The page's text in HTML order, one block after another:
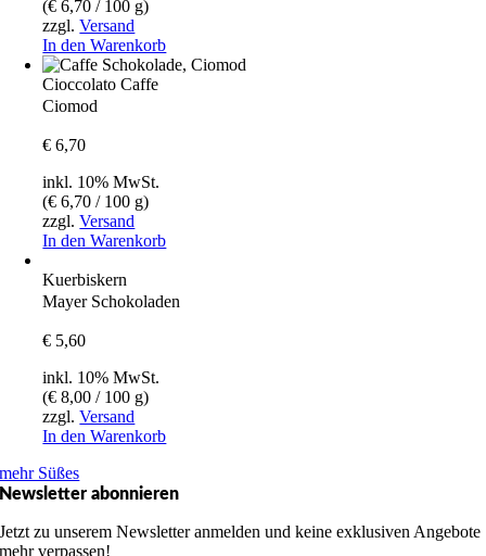
(€ 6,70 / 100 g)
zzgl.Versand
In den Warenkorb
Cioccolato Caffe
Ciomod
€ 6,70
inkl. 10% MwSt.
(€ 6,70 / 100 g)
zzgl.Versand
In den Warenkorb
Kuerbiskern
Mayer Schokoladen
€ 5,60
inkl. 10% MwSt.
(€ 8,00 / 100 g)
zzgl.Versand
In den Warenkorb
mehr Süßes
Newsletter abonnieren
Jetzt zu unserem Newsletter anmelden und keine exklusiven Angebote
mehr verpassen!